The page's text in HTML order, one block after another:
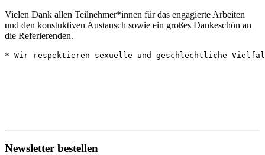
Vielen Dank allen Teilnehmer*innen für das engagierte Arbeiten
und den konstuktiven Austausch sowie ein großes Dankeschön an
die Referierenden.
* Wir respektieren sexuelle und geschlechtliche
Newsletter bestellen